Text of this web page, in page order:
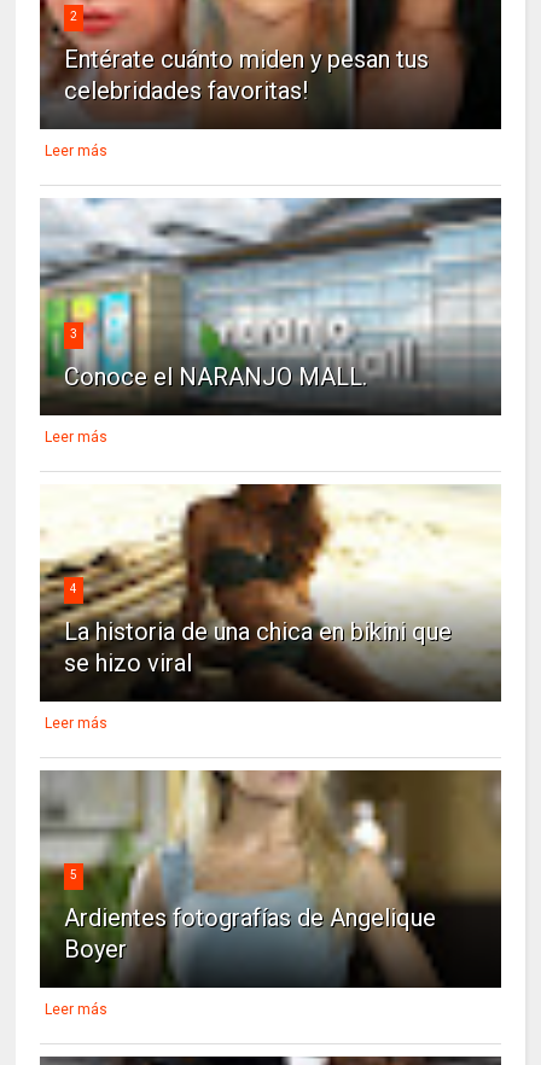
2
Entérate cuánto miden y pesan tus
celebridades favoritas!
Leer más
3
Conoce el NARANJO MALL.
Leer más
4
La historia de una chica en bikini que
se hizo viral
Leer más
5
Ardientes fotografías de Angelique
Boyer
Leer más